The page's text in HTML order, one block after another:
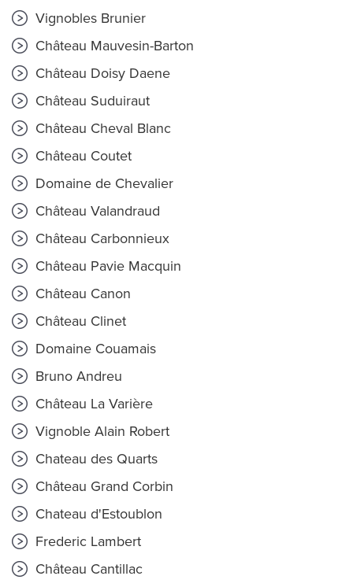
Vignobles Brunier
Château Mauvesin-Barton
Château Doisy Daene
Château Suduiraut
Château Cheval Blanc
Château Coutet
Domaine de Chevalier
Château Valandraud
Château Carbonnieux
Château Pavie Macquin
Château Canon
Château Clinet
Domaine Couamais
Bruno Andreu
Château La Varière
Vignoble Alain Robert
Chateau des Quarts
Château Grand Corbin
Chateau d'Estoublon
Frederic Lambert
Château Cantillac